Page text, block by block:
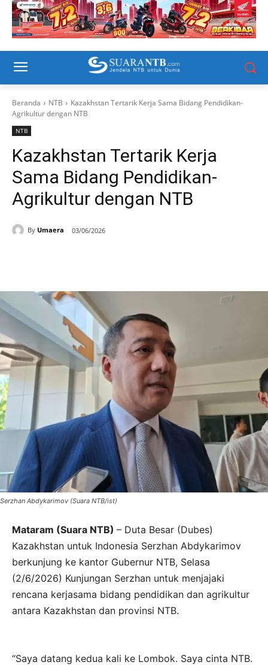
Beranda NTB
Kazakhstan Tertarik Kerja Sama Bidang Pendidikan-
Agrikultur dengan NTB
NTB
Kazakhstan Tertarik Kerja
Sama Bidang Pendidikan-
Agrikultur dengan NTB
By Umaera 03/06/2026
Serzhan Abdykarimov (Suara NTB/ist)
Mataram (Suara NTB) – Duta Besar (Dubes)
Kazakhstan untuk Indonesia Serzhan Abdykarimov
berkunjung ke kantor Gubernur NTB, Selasa
(2/6/2026) Kunjungan Serzhan untuk menjajaki
rencana kerjasama bidang pendidikan dan agrikultur
antara Kazakhstan dan provinsi NTB.
“Saya datang kedua kali ke Lombok. Saya cinta NTB.